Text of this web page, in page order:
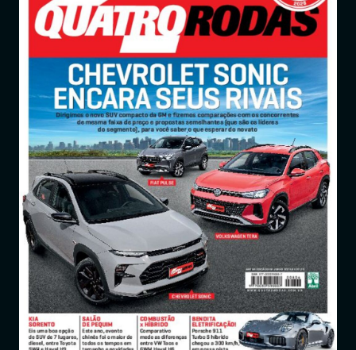
Revistas
Jornais
Notícias
Entrar